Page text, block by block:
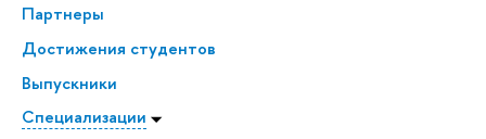
Партнеры
Достижения студентов
Выпускники
Специализации